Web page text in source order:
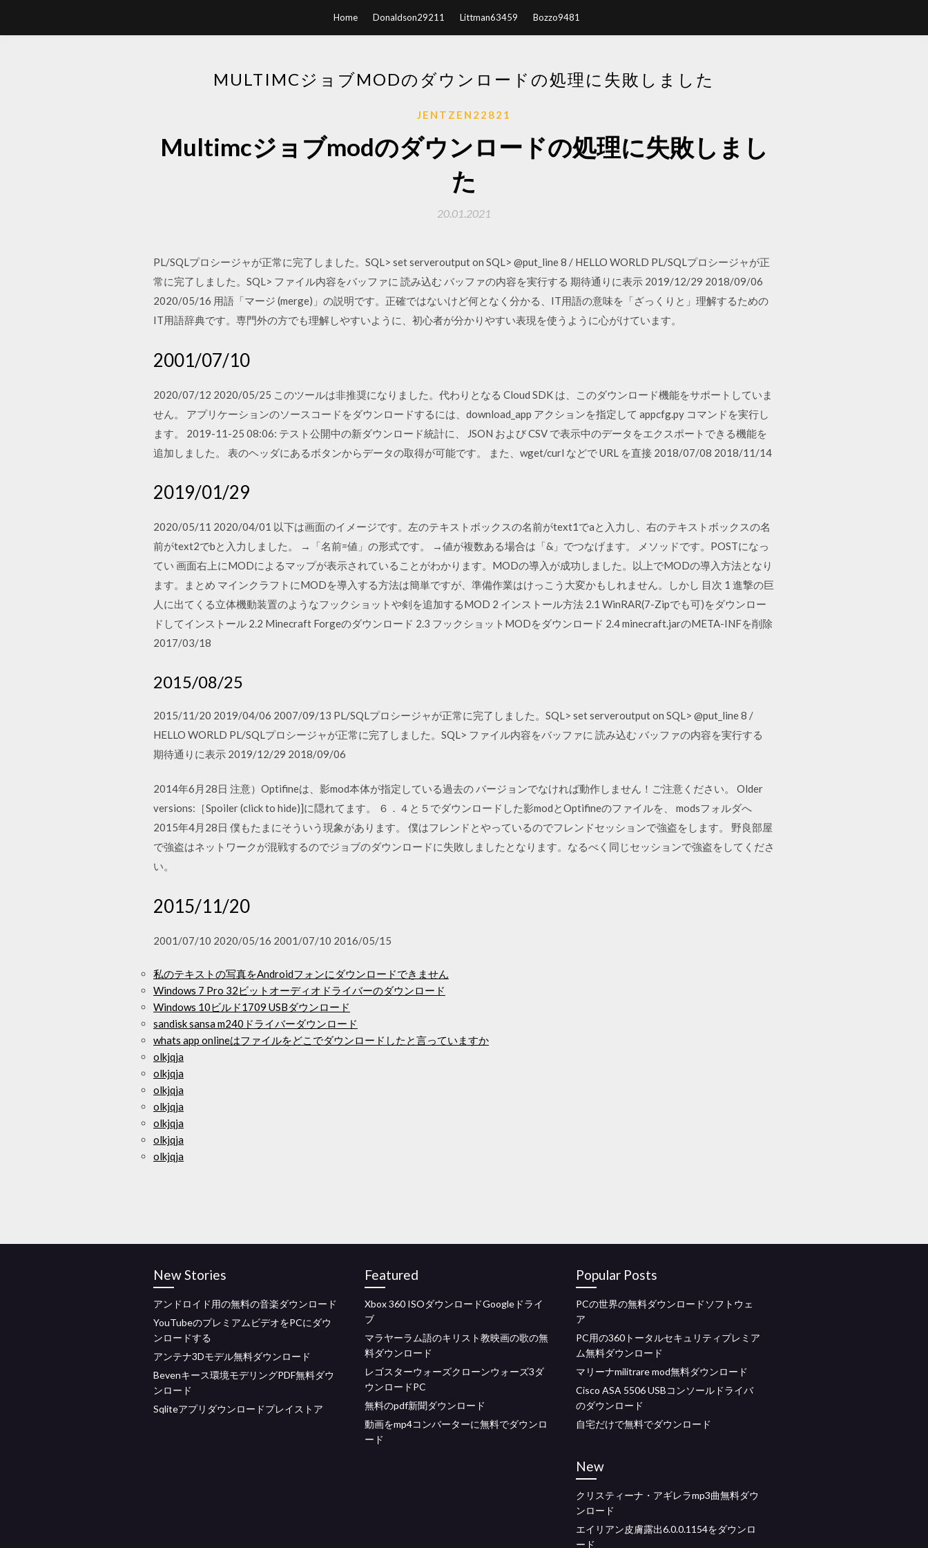
Home Donaldson29211 Littman63459 Bozzo9481
MULTIMCジョブMODのダウンロードの処理に失敗しました
JENTZEN22821
Multimcジョブmodのダウンロードの処理に失敗しまし
た
20.01.2021
PL/SQLプロシージャが正常に完了しました。SQL> set serveroutput on SQL> @put_line 8 / HELLO WORLD PL/SQLプロシージャが正
常に完了しました。SQL> ファイル内容をバッファに 読み込む バッファの内容を実行する 期待通りに表示 2019/12/29 2018/09/06
2020/05/16 用語「マージ (merge)」の説明です。正確ではないけど何となく分かる、IT用語の意味を「ざっくりと」理解するための
IT用語辞典です。専門外の方でも理解しやすいように、初心者が分かりやすい表現を使うように心がけています。
2001/07/10
2020/07/12 2020/05/25 このツールは非推奨になりました。代わりとなる Cloud SDK は、このダウンロード機能をサポートしていま
せん。 アプリケーションのソースコードをダウンロードするには、download_app アクションを指定して appcfg.py コマンドを実行し
ます。 2019-11-25 08:06: テスト公開中の新ダウンロード統計に、 JSON および CSV で表示中のデータをエクスポートできる機能を
追加しました。 表のヘッダにあるボタンからデータの取得が可能です。 また、wget/curl などで URL を直接 2018/07/08 2018/11/14
2019/01/29
2020/05/11 2020/04/01 以下は画面のイメージです。左のテキストボックスの名前がtext1でaと入力し、右のテキストボックスの名
前がtext2でbと入力しました。 →「名前=値」の形式です。 →値が複数ある場合は「&」でつなげます。 メソッドです。POSTになっ
てい 画面右上にMODによるマップが表示されていることがわかります。MODの導入が成功しました。以上でMODの導入方法となり
ます。まとめ マインクラフトにMODを導入する方法は簡単ですが、準備作業はけっこう大変かもしれません。しかし 目次 1 進撃の巨
人に出てくる立体機動装置のようなフックショットや剣を追加するMOD 2 インストール方法 2.1 WinRAR(7-Zipでも可)をダウンロー
ドしてインストール 2.2 Minecraft Forgeのダウンロード 2.3 フックショットMODをダウンロード 2.4 minecraft.jarのMETA-INFを削除
2017/03/18
2015/08/25
2015/11/20 2019/04/06 2007/09/13 PL/SQLプロシージャが正常に完了しました。SQL> set serveroutput on SQL> @put_line 8 /
HELLO WORLD PL/SQLプロシージャが正常に完了しました。SQL> ファイル内容をバッファに 読み込む バッファの内容を実行する
期待通りに表示 2019/12/29 2018/09/06
2014年6月28日 注意）Optifineは、影mod本体が指定している過去の バージョンでなければ動作しません！ご注意ください。 Older
versions:［Spoiler (click to hide)]に隠れてます。 ６．４と５でダウンロードした影modとOptifineのファイルを、 modsフォルダへ
2015年4月28日 僕もたまにそういう現象があります。 僕はフレンドとやっているのでフレンドセッションで強盗をします。 野良部屋
で強盗はネットワークが混戦するのでジョブのダウンロードに失敗しましたとなります。なるべく同じセッションで強盗をしてくださ
い。
2015/11/20
2001/07/10 2020/05/16 2001/07/10 2016/05/15
私のテキストの写真をAndroidフォンにダウンロードできません
Windows 7 Pro 32ビットオーディオドライバーのダウンロード
Windows 10ビルド1709 USBダウンロード
sandisk sansa m240ドライバーダウンロード
whats app onlineはファイルをどこでダウンロードしたと言っていますか
olkjqja
olkjqja
olkjqja
olkjqja
olkjqja
olkjqja
olkjqja
New Stories
アンドロイド用の無料の音楽ダウンロード
YouTubeのプレミアムビデオをPCにダウ
ンロードする
アンテナ3Dモデル無料ダウンロード
Bevenキース環境モデリングPDF無料ダウ
ンロード
Sqliteアプリダウンロードプレイストア
Featured
Xbox 360 ISOダウンロードGoogleドライ
ブ
マラヤーラム語のキリスト教映画の歌の無
料ダウンロード
レゴスターウォーズクローンウォーズ3ダ
ウンロードPC
無料のpdf新聞ダウンロード
動画をmp4コンバーターに無料でダウンロ
ード
Popular Posts
PCの世界の無料ダウンロードソフトウェ
ア
PC用の360トータルセキュリティプレミア
ム無料ダウンロード
マリーナmilitrare mod無料ダウンロード
Cisco ASA 5506 USBコンソールドライバ
のダウンロード
自宅だけで無料でダウンロード
New
クリスティーナ・アギレラmp3曲無料ダウ
ンロード
エイリアン皮膚露出6.0.0.1154をダウンロ
ード